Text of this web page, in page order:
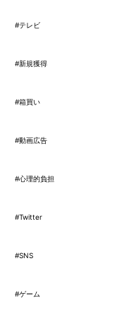
#テレビ
#新規獲得
#箱買い
#動画広告
#心理的負担
#Twitter
#SNS
#ゲーム